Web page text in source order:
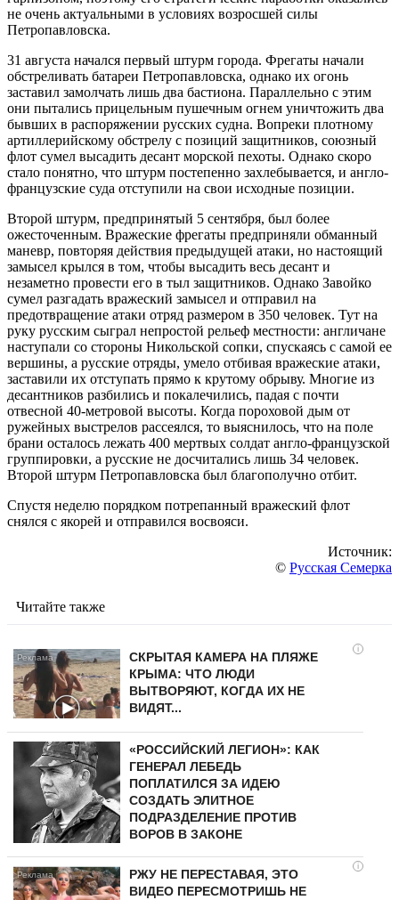
не очень актуальными в условиях возросшей силы
Петропавловска.
31 августа начался первый штурм города. Фрегаты начали
обстреливать батареи Петропавловска, однако их огонь
заставил замолчать лишь два бастиона. Параллельно с этим
они пытались прицельным пушечным огнем уничтожить два
бывших в распоряжении русских судна. Вопреки плотному
артиллерийскому обстрелу с позиций защитников, союзный
флот сумел высадить десант морской пехоты. Однако скоро
стало понятно, что штурм постепенно захлебывается, и англо-
французские суда отступили на свои исходные позиции.
Второй штурм, предпринятый 5 сентября, был более
ожесточенным. Вражеские фрегаты предприняли обманный
маневр, повторяя действия предыдущей атаки, но настоящий
замысел крылся в том, чтобы высадить весь десант и
незаметно провести его в тыл защитников. Однако Завойко
сумел разгадать вражеский замысел и отправил на
предотвращение атаки отряд размером в 350 человек. Тут на
руку русским сыграл непростой рельеф местности: англичане
наступали со стороны Никольской сопки, спускаясь с самой ее
вершины, а русские отряды, умело отбивая вражеские атаки,
заставили их отступать прямо к крутому обрыву. Многие из
десантников разбились и покалечились, падая с почти
отвесной 40-метровой высоты. Когда пороховой дым от
ружейных выстрелов рассеялся, то выяснилось, что на поле
брани осталось лежать 400 мертвых солдат англо-французской
группировки, а русские не досчитались лишь 34 человек.
Второй штурм Петропавловска был благополучно отбит.
Спустя неделю порядком потрепанный вражеский флот
снялся с якорей и отправился восвояси.
Источник:
© Русская Семерка
Читайте также
i
СКРЫТАЯ КАМЕРА НА ПЛЯЖЕ
КРЫМА: ЧТО ЛЮДИ
ВЫТВОРЯЮТ, КОГДА ИХ НЕ
ВИДЯТ...
«РОССИЙСКИЙ ЛЕГИОН»: КАК
ГЕНЕРАЛ ЛЕБЕДЬ
ПОПЛАТИЛСЯ ЗА ИДЕЮ
СОЗДАТЬ ЭЛИТНОЕ
ПОДРАЗДЕЛЕНИЕ ПРОТИВ
ВОРОВ В ЗАКОНЕ
i
РЖУ НЕ ПЕРЕСТАВАЯ, ЭТО
ВИДЕО ПЕРЕСМОТРИШЬ НЕ